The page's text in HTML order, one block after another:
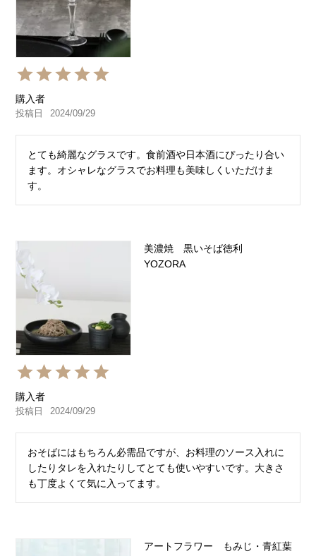
購入者
投稿日 2024/09/29
とても綺麗なグラスです。食前酒や日本酒にぴったり合い
ます。オシャレなグラスでお料理も美味しくいただけま
す。
美濃焼 黒いそば徳利
YOZORA
購入者
投稿日 2024/09/29
おそばにはもちろん必需品ですが、お料理のソース入れに
したりタレを入れたりしてとても使いやすいです。大きさ
も丁度よくて気に入ってます。
アートフラワー もみじ・青紅葉